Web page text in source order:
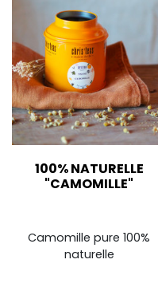
100% NATURELLE
"CAMOMILLE"
Camomille pure 100%
naturelle